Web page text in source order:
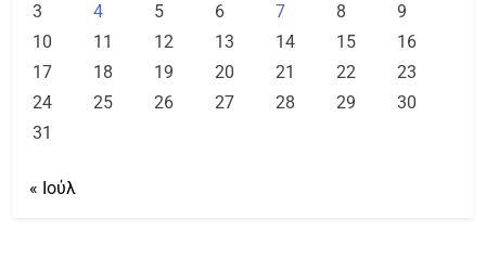
3
4 5 6 7 8
9
10
11 12 13 14 15
16
17
18 19 20 21 22
23
24
25 26 27 28 29
30
31
« Ιούλ